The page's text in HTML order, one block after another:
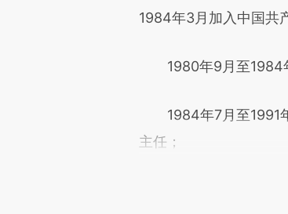
1984年3月加入中国共
1980年9月至1984年
1984年7月至1991年
主任；